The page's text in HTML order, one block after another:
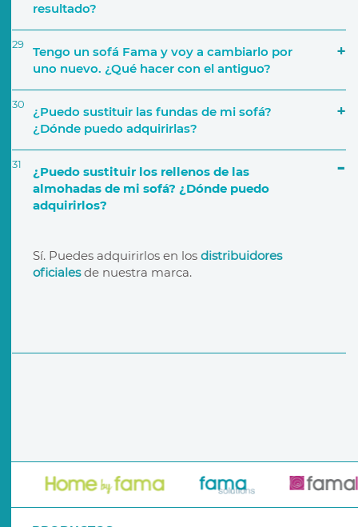
garantía de por vida
resultado?
29
Tengo un sofá Fama y voy a cambiarlo por
uno nuevo. ¿Qué hacer con el antiguo?
30
¿Puedo sustituir las fundas de mi sofá?
¿Dónde puedo adquirirlas?
31
¿Puedo sustituir los rellenos de las
almohadas de mi sofá? ¿Dónde puedo
adquirirlos?
Sí. Puedes adquirirlos en los distribuidores
oficialesde nuestra marca.